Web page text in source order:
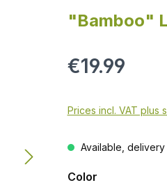
"Bamboo"
Regular price:
€19.99
Prices incl. VAT plus
Available, delivery
Select
Color